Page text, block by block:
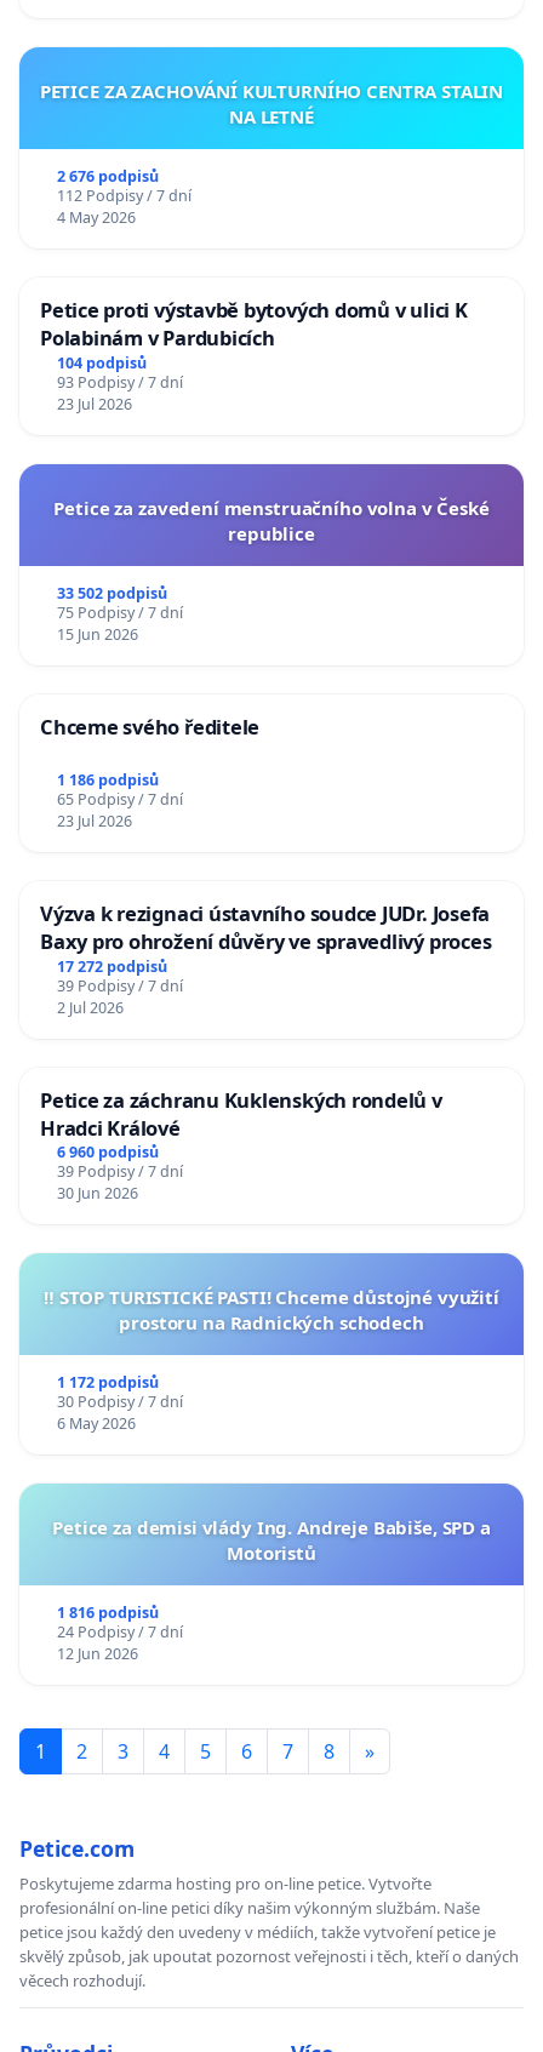
PETICE ZA ZACHOVÁNÍ KULTURNÍHO CENTRA STALIN
NA LETNÉ
2 676 podpisů
112 Podpisy / 7 dní
4 May 2026
Petice proti výstavbě bytových domů v ulici K
Polabinám v Pardubicích
104 podpisů
93 Podpisy / 7 dní
23 Jul 2026
Petice za zavedení menstruačního volna v České
republice
33 502 podpisů
75 Podpisy / 7 dní
15 Jun 2026
Chceme svého ředitele
1 186 podpisů
65 Podpisy / 7 dní
23 Jul 2026
Výzva k rezignaci ústavního soudce JUDr. Josefa
Baxy pro ohrožení důvěry ve spravedlivý proces
17 272 podpisů
39 Podpisy / 7 dní
2 Jul 2026
Petice za záchranu Kuklenských rondelů v
Hradci Králové
6 960 podpisů
39 Podpisy / 7 dní
30 Jun 2026
‼️ STOP TURISTICKÉ PASTI! Chceme důstojné využití
prostoru na Radnických schodech
1 172 podpisů
30 Podpisy / 7 dní
6 May 2026
Petice za demisi vlády Ing. Andreje Babiše, SPD a
Motoristů
1 816 podpisů
24 Podpisy / 7 dní
12 Jun 2026
1 2 3 4 5 6 7 8 »
Petice.com
Poskytujeme zdarma hosting pro on-line petice. Vytvořte
profesionální on-line petici díky našim výkonným službám. Naše
petice jsou každý den uvedeny v médiích, takže vytvoření petice je
skvělý způsob, jak upoutat pozornost veřejnosti i těch, kteří o daných
věcech rozhodují.